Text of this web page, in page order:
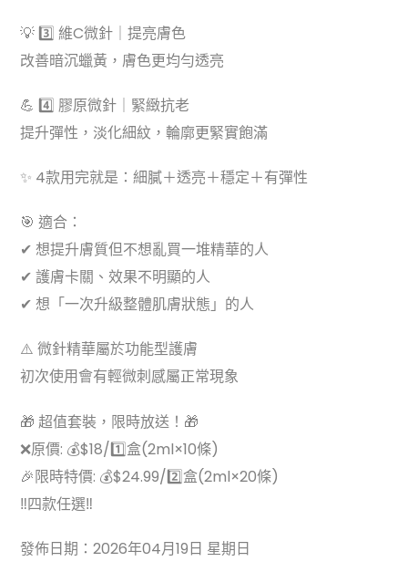
💡 3️⃣ 維C微針｜提亮膚色
改善暗沉蠟黃，膚色更均勻透亮
💪 4️⃣ 膠原微針｜緊緻抗老
提升彈性，淡化細紋，輪廓更緊實飽滿
✨ 4款用完就是：細膩＋透亮＋穩定＋有彈性
🎯 適合：
✔ 想提升膚質但不想亂買一堆精華的人
✔ 護膚卡關、效果不明顯的人
✔ 想「一次升級整體肌膚狀態」的人
⚠️ 微針精華屬於功能型護膚
初次使用會有輕微刺感屬正常現象
🎁 超值套裝，限時放送！🎁
❌原價: 💰$18/1️⃣盒(2ml×10條)
🎉限時特價: 💰$24.99/2️⃣盒(2ml×20條)
‼️四款任選‼️
發佈日期：2026年04月19日 星期日